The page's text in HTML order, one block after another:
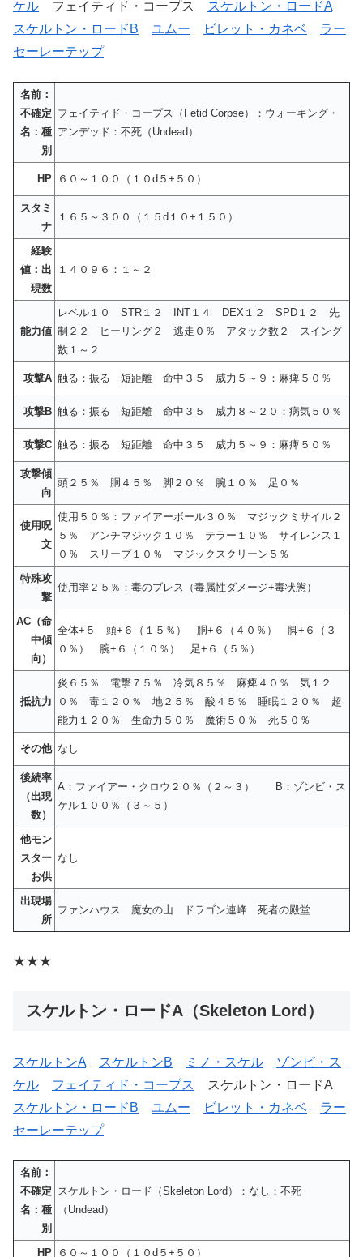
ケル フェイティド・コープス
スケルトン・ロードA
スケルトン・ロードB
ユムー ビレット・カネベ
ラー
セーレーテップ
名前：
不確定
名：種
別
フェイティド・コープス（Fetid Corpse）：ウォーキング・
アンデッド：不死（Undead）
HP ６０～１００（１０d５+５０）
スタミ
ナ
１６５～３００（１５d１０+１５０）
経験
値：出
現数
１４０９６：１～２
能力値
レベル１０ STR１２ INT１４ DEX１２ SPD１２ 先
制２２ ヒーリング２ 逃走０％ アタック数２ スイング
数１～２
攻撃A 触る：振る 短距離 命中３５ 威力５～９：麻痺５０％
攻撃B 触る：振る 短距離 命中３５ 威力８～２０：病気５０％
攻撃C 触る：振る 短距離 命中３５ 威力５～９：麻痺５０％
攻撃傾
向
頭２５％ 胴４５％ 脚２０％ 腕１０％ 足０％
使用呪
文
使用５０％：ファイアーボール３０％ マジックミサイル２
５％ アンチマジック１０％ テラー１０％ サイレンス１
０％ スリープ１０％ マジックスクリーン５％
特殊攻
撃
使用率２５％：毒のブレス（毒属性ダメージ+毒状態）
AC（命
中傾
向）
全体+５ 頭+６（１５％） 胴+６（４０％） 脚+６（３
０％） 腕+６（１０％） 足+６（５％）
抵抗力
炎６５％ 電撃７５％ 冷気８５％ 麻痺４０％ 気１２
０％ 毒１２０％ 地２５％ 酸４５％ 睡眠１２０％ 超
能力１２０％ 生命力５０％ 魔術５０％ 死５０％
その他 なし
後続率
（出現
数）
A：ファイアー・クロウ２０％（２～３） B：ゾンビ・ス
ケル１００％（３～５）
他モン
スター
お供
なし
出現場
所
ファンハウス 魔女の山 ドラゴン連峰 死者の殿堂
★★★
スケルトン・ロードA（Skeleton Lord）
スケルトンA スケルトンB ミノ・スケル
ゾンビ・ス
ケル
フェイティド・コープス
スケルトン・ロードA
スケルトン・ロードB
ユムー ビレット・カネベ
ラー
セーレーテップ
名前：
不確定
名：種
別
スケルトン・ロード（Skeleton Lord）：なし：不死
（Undead）
HP ６０～１００（１０d５+５０）